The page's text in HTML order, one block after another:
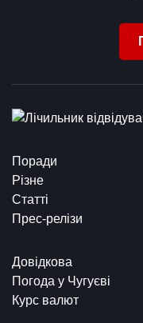
Поради
Різне
Статті
Прес-релізи
Довідкова
Погода у Чугуєві
Курс валют